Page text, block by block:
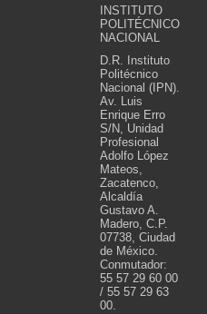
INSTITUTO
POLITÉCNICO
NACIONAL
D.R. Instituto
Politécnico
Nacional (IPN).
Av. Luis
Enrique Erro
S/N, Unidad
Profesional
Adolfo López
Mateos,
Zacatenco,
Alcaldía
Gustavo A.
Madero, C.P.
07738, Ciudad
de México.
Conmutador:
55 57 29 60 00
/ 55 57 29 63
00.